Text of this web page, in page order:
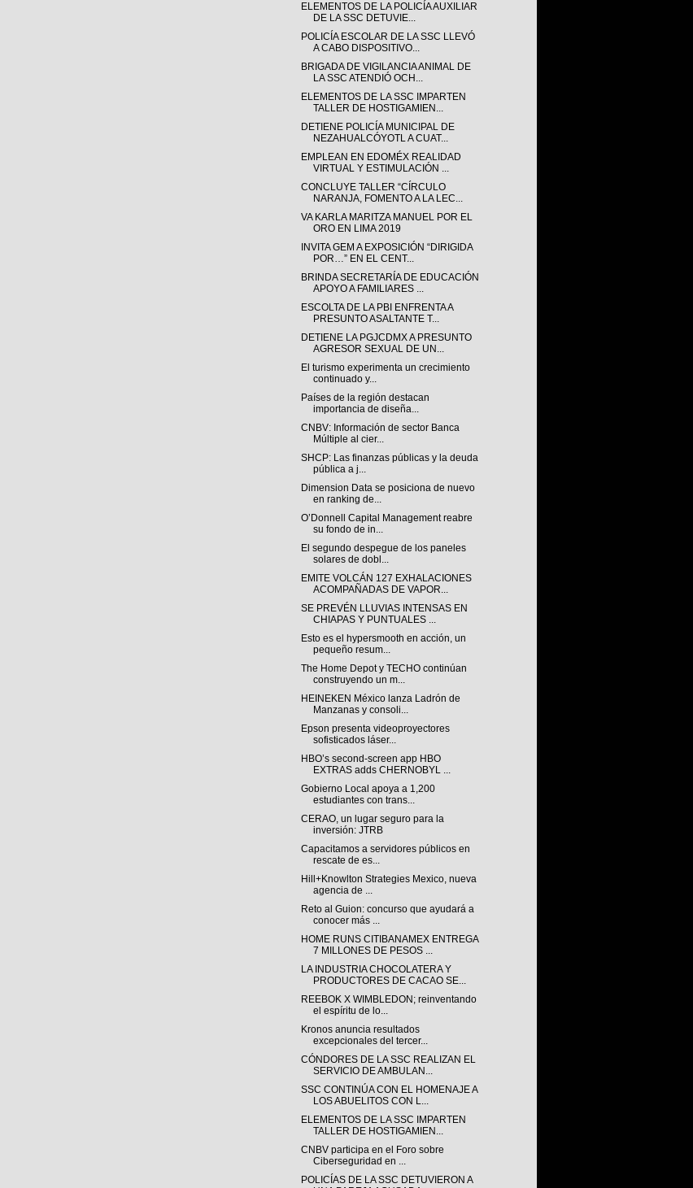
ELEMENTOS DE LA POLICÍA AUXILIAR
DE LA SSC DETUVIE...
POLICÍA ESCOLAR DE LA SSC LLEVÓ
A CABO DISPOSITIVO...
BRIGADA DE VIGILANCIA ANIMAL DE
LA SSC ATENDIÓ OCH...
ELEMENTOS DE LA SSC IMPARTEN
TALLER DE HOSTIGAMIEN...
DETIENE POLICÍA MUNICIPAL DE
NEZAHUALCÓYOTL A CUAT...
EMPLEAN EN EDOMÉX REALIDAD
VIRTUAL Y ESTIMULACIÓN ...
CONCLUYE TALLER “CÍRCULO
NARANJA, FOMENTO A LA LEC...
VA KARLA MARITZA MANUEL POR EL
ORO EN LIMA 2019
INVITA GEM A EXPOSICIÓN “DIRIGIDA
POR…” EN EL CENT...
BRINDA SECRETARÍA DE EDUCACIÓN
APOYO A FAMILIARES ...
ESCOLTA DE LA PBI ENFRENTA A
PRESUNTO ASALTANTE T...
DETIENE LA PGJCDMX A PRESUNTO
AGRESOR SEXUAL DE UN...
El turismo experimenta un crecimiento
continuado y...
Países de la región destacan
importancia de diseña...
CNBV: Información de sector Banca
Múltiple al cier...
SHCP: Las finanzas públicas y la deuda
pública a j...
Dimension Data se posiciona de nuevo
en ranking de...
O’Donnell Capital Management reabre
su fondo de in...
El segundo despegue de los paneles
solares de dobl...
EMITE VOLCÁN 127 EXHALACIONES
ACOMPAÑADAS DE VAPOR...
SE PREVÉN LLUVIAS INTENSAS EN
CHIAPAS Y PUNTUALES ...
Esto es el hypersmooth en acción, un
pequeño resum...
The Home Depot y TECHO continúan
construyendo un m...
HEINEKEN México lanza Ladrón de
Manzanas y consoli...
Epson presenta videoproyectores
sofisticados láser...
HBO’s second-screen app HBO
EXTRAS adds CHERNOBYL ...
Gobierno Local apoya a 1,200
estudiantes con trans...
CERAO, un lugar seguro para la
inversión: JTRB
Capacitamos a servidores públicos en
rescate de es...
Hill+Knowlton Strategies Mexico, nueva
agencia de ...
Reto al Guion: concurso que ayudará a
conocer más ...
HOME RUNS CITIBANAMEX ENTREGA
7 MILLONES DE PESOS ...
LA INDUSTRIA CHOCOLATERA Y
PRODUCTORES DE CACAO SE...
REEBOK X WIMBLEDON; reinventando
el espíritu de lo...
Kronos anuncia resultados
excepcionales del tercer...
CÓNDORES DE LA SSC REALIZAN EL
SERVICIO DE AMBULAN...
SSC CONTINÚA CON EL HOMENAJE A
LOS ABUELITOS CON L...
ELEMENTOS DE LA SSC IMPARTEN
TALLER DE HOSTIGAMIEN...
CNBV participa en el Foro sobre
Ciberseguridad en ...
POLICÍAS DE LA SSC DETUVIERON A